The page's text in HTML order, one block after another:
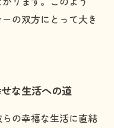
の双方にとって大き
な生活への道
の幸福な生活に直結